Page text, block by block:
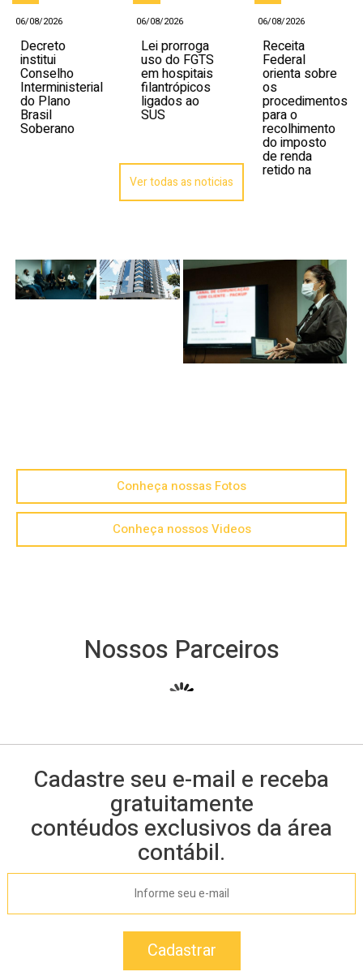
06/08/2026
Decreto
institui
Conselho
Interministerial
do Plano
Brasil
Soberano
06/08/2026
Lei prorroga
uso do FGTS
em hospitais
filantrópicos
ligados ao
SUS
06/08/2026
Receita
Federal
orienta sobre
os
procedimentos
para o
recolhimento
do imposto
de renda
retido na
Ver todas as noticias
Conheça nossas Fotos
Conheça nossos Videos
Nossos Parceiros
Cadastre seu e-mail e receba
gratuitamente
contéudos exclusivos da área
contábil.
Cadastrar